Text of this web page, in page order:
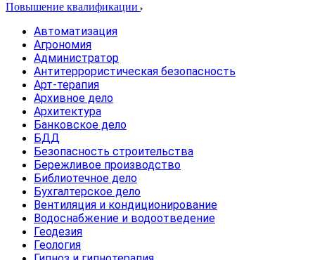
Повышение квалификации
Автоматизация
Агрономия
Администратор
Антитеррористическая безопасность
Арт-терапия
Архивное дело
Архитектура
Банковское дело
БДД
Безопасность строительства
Бережливое производство
Библиотечное дело
Бухгалтерское дело
Вентиляция и кондиционирование
Водоснабжение и водоотведение
Геодезия
Геология